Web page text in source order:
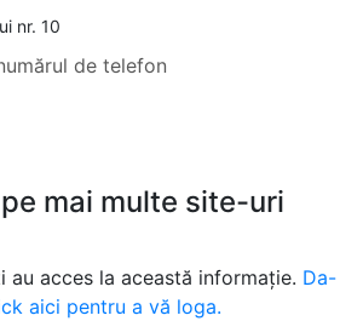
nr. 10
de telefon
mai multe site-uri
au acces la această informație. Da-
aici pentru a vă loga.